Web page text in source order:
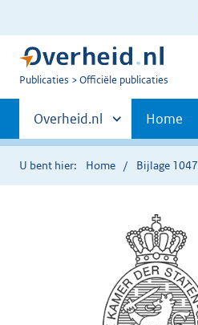
U
Publicaties Officiële publicaties
Primaire
navigatie
Andere
sites
binnen
Overheid.nl Home
U bent hier: Home Bijlage